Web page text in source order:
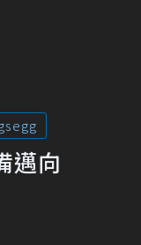
邁向